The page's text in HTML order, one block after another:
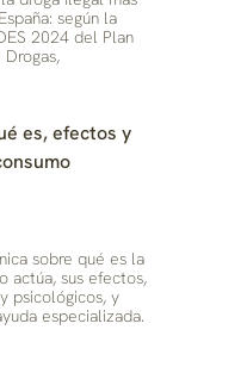
según la
2024 del Plan
Drogas,
es, efectos y
sobre qué es la
actúa, sus efectos,
psicológicos, y
especializada.